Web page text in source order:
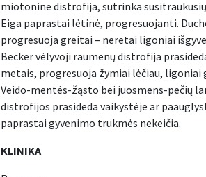
miotonine distrofija, sutrinka
Eiga paprastai lėtinė, progresuojanti.
progresuoja greitai – neretai ligoniai
Becker vėlyvoji raumenų distrofija
metais, progresuoja žymiai lėčiau, ligoniai
Veido-mentės-žąsto bei juosmens-pečių
distrofijos prasideda vaikystėje ar
paprastai gyvenimo trukmės nekeičia.
KLINIKA